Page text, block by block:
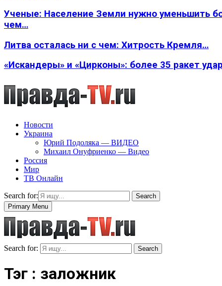
Ученые: Население Земли нужно уменьшить
чем…
Литва осталась ни с чем: Хитрость Кремля…
«Искандеры» и «Цирконы»: более 35 ракет
Новости
Украина
Юрий Подоляка — ВИДЕО
Михаил Онуфриенко — Видео
Россия
Мир
ТВ Онлайн
Search for:
Search
Primary Menu
Search for: Search
Тэг : заложник